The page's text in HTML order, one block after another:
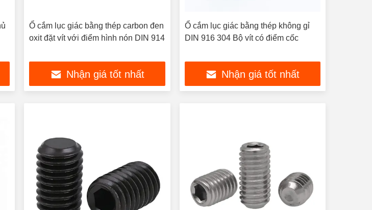
Ổ cắm lục giác bằng thép carbon đen
oxit đặt vít với điểm hình nón DIN 914
Nhận giá tốt nhất
Ổ cắm lục giác bằng thép không gỉ
DIN 916 304 Bộ vít có điểm cốc
Nhận giá tốt nhất